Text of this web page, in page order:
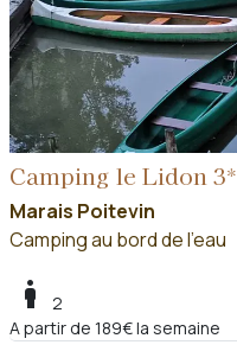
Camping le Lidon 3*
Marais Poitevin
Camping au bord de l'eau
boy
2
A partir de 189€ la semaine